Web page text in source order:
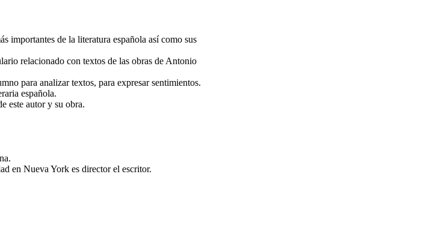
importantes de la literatura española así como sus
relacionado con textos de las obras de Antonio
para analizar textos, para expresar sentimientos.
española.
este autor y su obra.
en Nueva York es director el escritor.